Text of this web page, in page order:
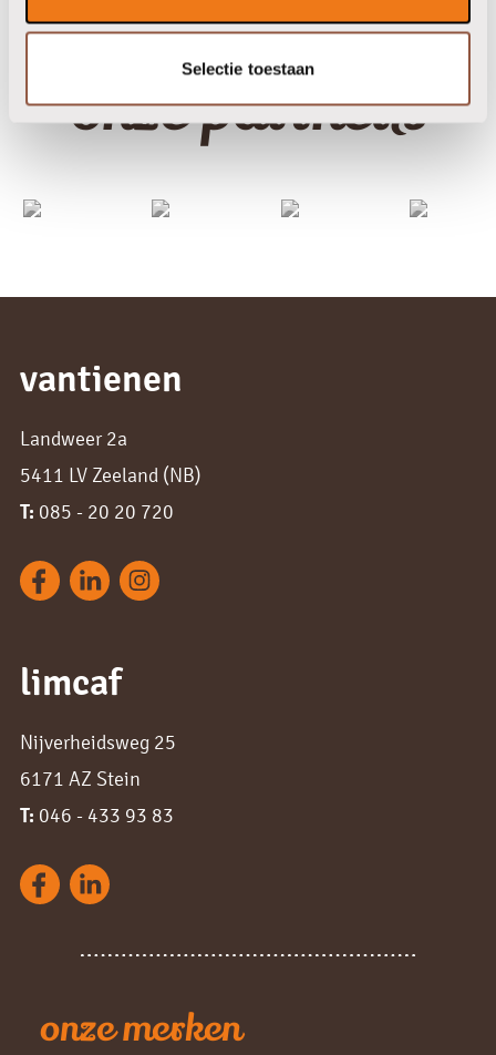
Selectie toestaan
onze partners
vantienen
Landweer 2a
5411 LV Zeeland (NB)
T: 085 - 20 20 720
limcaf
Nijverheidsweg 25
6171 AZ Stein
T: 046 - 433 93 83
onze merken